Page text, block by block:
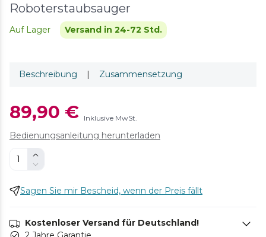
Roboterstaubsauger
Auf Lager Versand in 24-72 Std.
Beschreibung | Zusammensetzung
89,90 € Inklusive MwSt.
Bedienungsanleitung herunterladen
Sagen Sie mir Bescheid, wenn der Preis fällt
Kostenloser Versand für Deutschland!